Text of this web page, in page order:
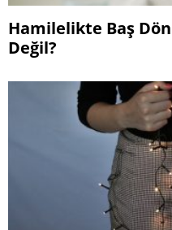
Hamilelikte Baş
Değil?